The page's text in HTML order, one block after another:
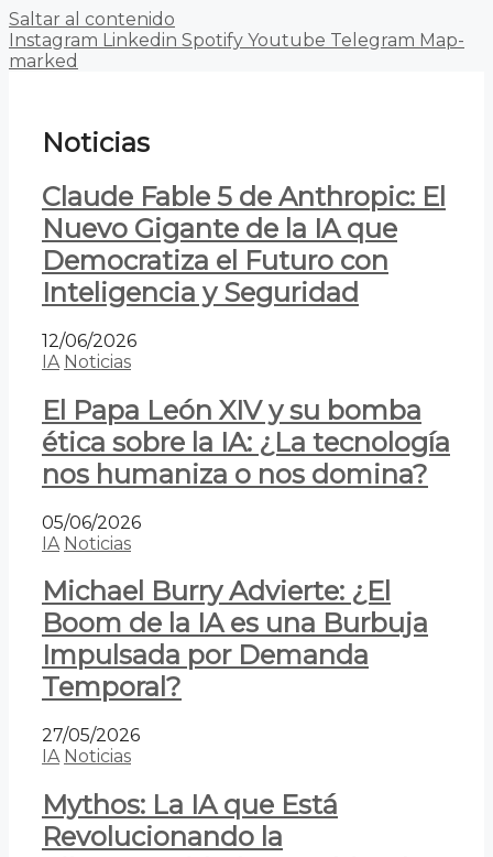
Saltar al contenido
Instagram Linkedin Spotify Youtube Telegram Map-
marked
Noticias
Claude Fable 5 de Anthropic: El
Nuevo Gigante de la IA que
Democratiza el Futuro con
Inteligencia y Seguridad
12/06/2026
IA Noticias
El Papa León XIV y su bomba
ética sobre la IA: ¿La tecnología
nos humaniza o nos domina?
05/06/2026
IA Noticias
Michael Burry Advierte: ¿El
Boom de la IA es una Burbuja
Impulsada por Demanda
Temporal?
27/05/2026
IA Noticias
Mythos: La IA que Está
Revolucionando la